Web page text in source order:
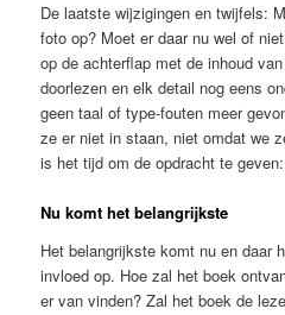
De laatste wijzigingen en twijfels:
foto op? Moet er daar nu wel of
op de achterflap met de inhoud
doorlezen en elk detail nog eens
geen taal of type-fouten meer
ze er niet in staan, niet omdat we
is het tijd om de opdracht te
Nu komt het belangrijkste
Het belangrijkste komt nu en daar
invloed op. Hoe zal het boek
er van vinden? Zal het boek de